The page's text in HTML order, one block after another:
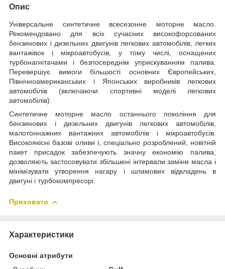
Опис
Універсальне синтетичне всесезонне моторне масло.
Рекомендовано для всіх сучасних високофорсованих
бензинових і дизельних двигунів легкових автомобілів, легких
вантажівок і мікроавтобусів, у тому числі, оснащених
турбонагнітачами і безпосереднім уприскуванням палива.
Перевершує вимоги більшості основних Європейських,
Північноамериканських і Японських виробників легкових
автомобілів (включаючи спортивні моделі легкових
автомобілів).
Синтетичне моторне масло останнього покоління для
бензинових і дизельних двигунів легкових автомобілів,
малотоннажних вантажних автомобілів і мікроавтобусів.
Високоякісні базові оливи і, спеціально розроблений, новітній
пакет присадок забезпечують значну економію палива,
дозволяють застосовувати збільшені інтервали заміни масла і
мінімізувати утворення нагару і шламових відкладень в
двигуні і турбокомпресорі.
Приховати
Характеристики
Основні атрибути